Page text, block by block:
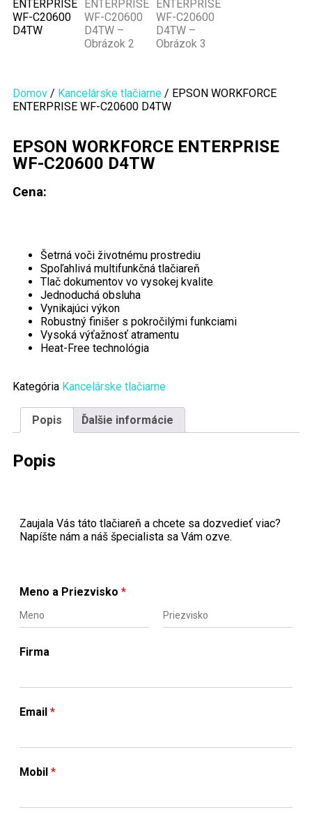
Domov / Kancelárske tlačiarne / EPSON WORKFORCE
ENTERPRISE WF-C20600 D4TW
EPSON WORKFORCE ENTERPRISE
WF-C20600 D4TW
Cena:
Šetrná voči životnému prostrediu
Spoľahlivá multifunkčná tlačiareň
Tlač dokumentov vo vysokej kvalite
Jednoduchá obsluha
Vynikajúci výkon
Robustný finišer s pokročilými funkciami
Vysoká výťažnosť atramentu
Heat-Free technológia
Kategória Kancelárske tlačiarne
Popis Ďalšie informácie
Popis
Zaujala Vás táto tlačiareň a chcete sa dozvedieť viac?
Napíšte nám a náš špecialista sa Vám ozve.
Meno a Priezvisko *
rFirma
Email *
Mobil *